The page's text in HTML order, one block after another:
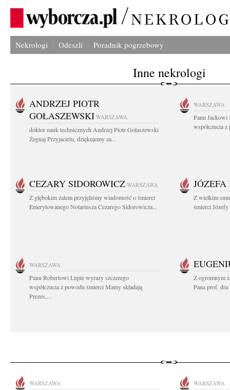
Nekrologi Odeszli Poradnik pogrzebowy
Inne nekrologi
ANDRZEJ PIOTR
GOŁASZEWSKI WARSZAWA
doktor nauk technicznych Andrzej Piotr Gołaszewski
Żegnaj Przyjacielu, dziękujemy za...
WARSZAWA
Panu Jackowi
współczucia
CEZARY SIDOROWICZ WARSZAWA
Z głębokim żalem przyjęliśmy wiadomość o śmierci
Emerytowanego Notariusza Cezarego Sidorowicza...
Z wielkim
śmierci
WARSZAWA
Panu Robertowi Lupie wyrazy szczerego
współczucia z powodu śmierci Mamy składają
Prezes,...
Z ogromnym
Pana prof. dra
WARSZAWA WARSZAWA